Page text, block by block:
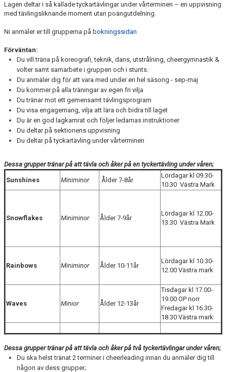
Lagen deltar i så kallade tyckartävlingar under vårterminen – en uppvisning
med tävlingsliknande moment utan poängutdelning.
Ni anmäler er till grupperna på bokningssidan
Förväntan:
Du vill träna på koreografi, teknik, dans, utstrålning, cheergymnastik &
volter samt samarbete i gruppen och i stunts.
Du anmäler dig för att vara med under en hel säsong - sep-maj
Du kommer på alla träningar av egen fri vilja
Du tränar mot ett gemensamt tävlingsprogram
Du visa engagemang, vilja att lära och bidra till laget
Du är en god lagkamrat och följer ledarnas instruktioner
Du deltar på sektionens uppvisning
Du deltar på tyckartävling under vårterminen
Dessa grupper tränar på att tävla och åker på en tyckertävling under våren;
Sunshines Miniminor Ålder 7-8år
Lördagar kl 09.30-
10.30 Västra Mark
Snowflakes Miniminor Ålder 7-9år
Lördagar kl 12.00-
13.30 Västra Mark
Rainbows Miniminor Ålder 10-11år
Lördagar kl 10.30-
12.00 Västra mark
Waves Minior Ålder 12-13år
Tisdagar kl 17.00-
19.00 OP norr
Fredagar kl 16.30-
18.30 Västra mark
Dessa grupper tränar på att tävla och åker på två tyckertävlingar under våren;
Du ska helst tränat 2 terminer i cheerleading innan du anmäler dig till
någon av dess grupper;